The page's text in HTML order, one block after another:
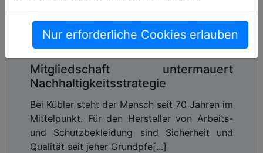
Nur erforderliche Cookies erlauben
Mitgliederversammlung hat turnusgemäß den
Vorstand am 9. Juni 2026 in Berlin neu gewählt.
Mitgliedschaft untermauert
Nachhaltigkeitsstrategie
Bei Kübler steht der Mensch seit 70 Jahren im
Mittelpunkt. Für den Hersteller von Arbeits-
und Schutzbekleidung sind Sicherheit und
Qualität seit jeher Grundpfe[...]